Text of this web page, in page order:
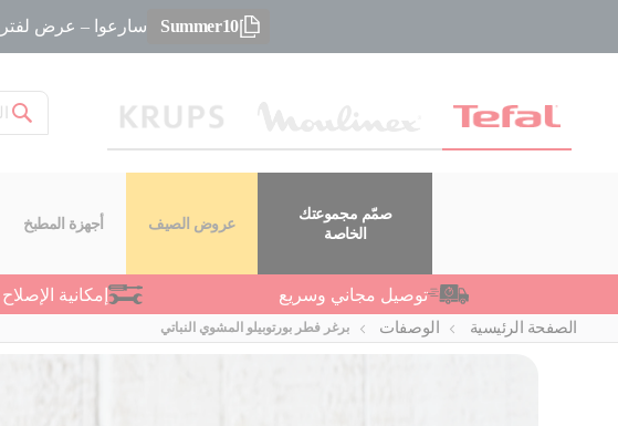
Summer10 سارعوا – عرض لفترة
بحث
صمّم مجموعتك
الخاصة
عروض الصيف أجهزة المطبخ
توصيل مجاني وسريع إمكانية الإصلاح
الصفحة الرئيسية الوصفات برغر فطر بورتوبيلو المشوي النباتي